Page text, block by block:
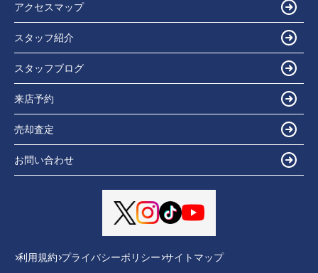
アクセスマップ
スタッフ紹介
スタッフブログ
来店予約
売却査定
お問い合わせ
利用規約 プライバシーポリシー サイトマップ